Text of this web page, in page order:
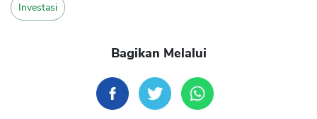
Investasi
Bagikan Melalui